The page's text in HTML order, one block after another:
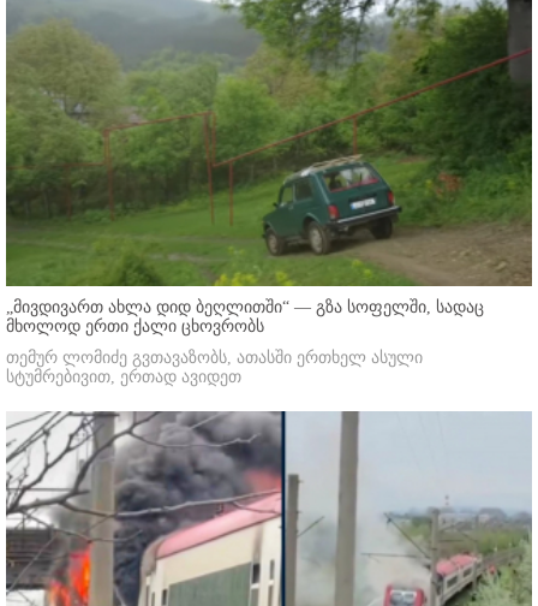
„მივდივართ ახლა დიდ ბეღლითში“ — გზა სოფელში, სადაც
მხოლოდ ერთი ქალი ცხოვრობს
თემურ ლომიძე გვთავაზობს, ათასში ერთხელ ასული
სტუმრებივით, ერთად ავიდეთ